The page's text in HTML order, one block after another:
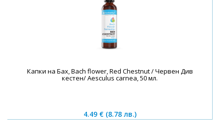
Капки на Бах, Bach flower, Red Chestnut / Червен Див
кестен/ Aesculus carnea, 50 мл.
4.49 € (8.78 лв.)